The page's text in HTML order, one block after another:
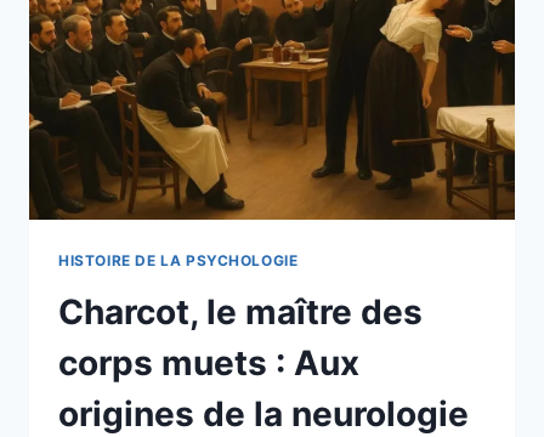
HISTOIRE DE LA PSYCHOLOGIE
Charcot, le maître des
corps muets : Aux
origines de la neurologie